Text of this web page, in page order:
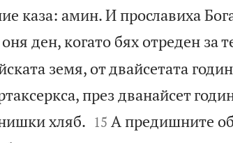
каза: амин. И прославиха
ден, когато бях отреден за
земя, от двайсетата
през дванайсет
хляб.
15 А предишните